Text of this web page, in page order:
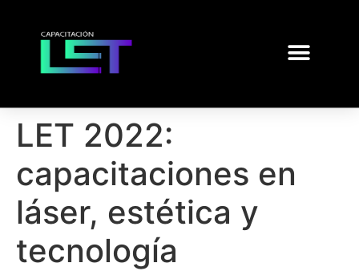
LET 2022:
capacitaciones en
láser, estética y
tecnología